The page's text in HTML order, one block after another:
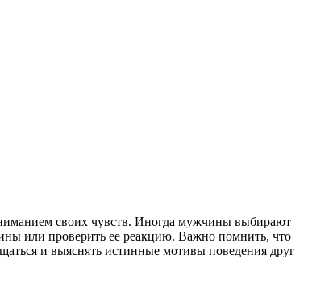
своих чувств. Иногда мужчины выбирают
или проверить ее реакцию. Важно помнить, что
и выяснять истинные мотивы поведения друг